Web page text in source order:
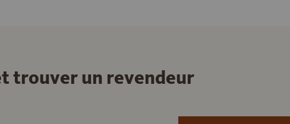
trouver un revendeur